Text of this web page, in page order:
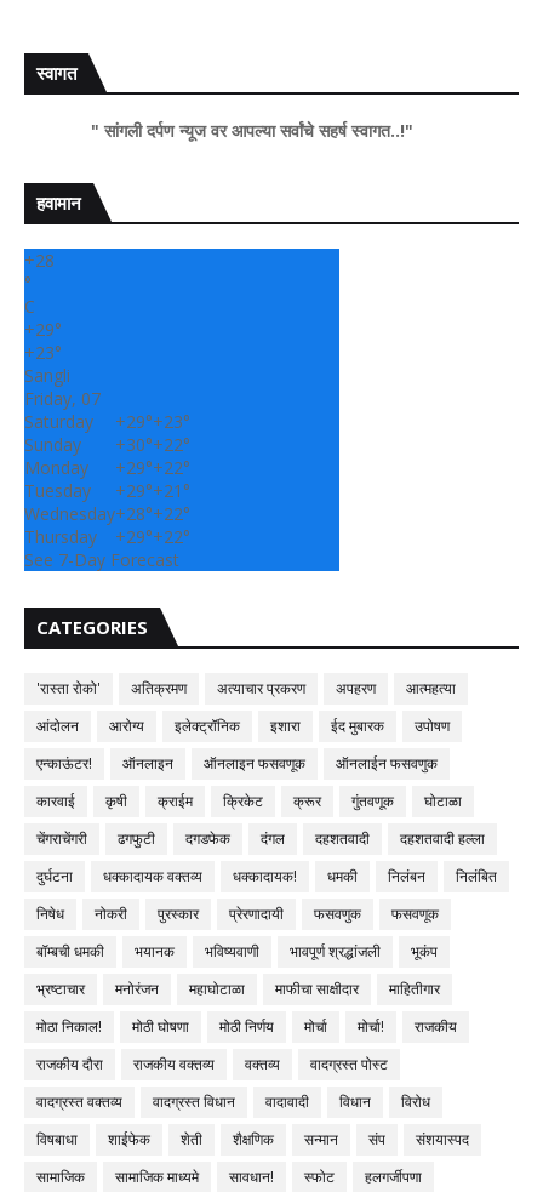
स्वागत
" सांगली दर्पण न्यूज वर आपल्या सर्वांचे सहर्ष स्वागत..!"
हवामान
+28
°
C
+29°
+23°
Sangli
Friday, 07
Saturday
+29°+23°
Sunday
+30°+22°
Monday
+29°+22°
Tuesday
+29°+21°
Wednesday+28°+22°
Thursday
+29°+22°
See 7-Day Forecast
CATEGORIES
'रास्ता रोको' अतिक्रमण अत्याचार प्रकरण अपहरण
आत्महत्या
आंदोलन
आरोग्य इलेक्ट्रॉनिक इशारा ईद मुबारक
उपोषण
एन्काऊंटर!
ऑनलाइन ऑनलाइन फसवणूक
ऑनलाईन फसवणुक
कारवाई
कृषी क्राईम क्रिकेट क्रूर गुंतवणूक
घोटाळा
चेंगराचेंगरी
ढगफुटी दगडफेक दंगल दहशतवादी
दहशतवादी हल्ला
दुर्घटना
धक्कादायक वक्तव्य धक्कादायक! धमकी निलंबन
निलंबित
निषेध
नोकरी पुरस्कार प्रेरणादायी फसवणुक
फसवणूक
बॉम्बची धमकी
भयानक भविष्यवाणी भावपूर्ण श्रद्धांजली
भूकंप
भ्रष्टाचार
मनोरंजन महाघोटाळा माफीचा साक्षीदार
माहितीगार
मोठा निकाल!
मोठी घोषणा मोठी निर्णय मोर्चा मोर्चा!
राजकीय
राजकीय दौरा
राजकीय वक्तव्य वक्तव्य
वादग्रस्त पोस्ट
वादग्रस्त वक्तव्य
वादग्रस्त विधान वादावादी विधान
विरोध
विषबाधा
शाईफेक शेती शैक्षणिक सन्मान संप
संशयास्पद
सामाजिक
सामाजिक माध्यमे सावधान! स्फोट
हलगर्जीपणा